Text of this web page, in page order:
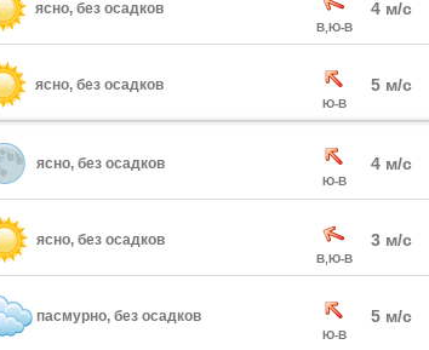
ясно, без осадков
В,Ю-В
4 м/с
ясно, без осадков
Ю-В
5 м/с
ясно, без осадков
Ю-В
4 м/с
ясно, без осадков
В,Ю-В
3 м/с
пасмурно, без осадков
Ю-В
5 м/с